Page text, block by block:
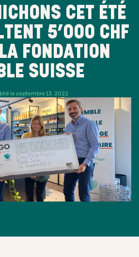
CET ÉTÉ
5’000 CHF
FONDATION
SUISSE
le septembre 13, 2022